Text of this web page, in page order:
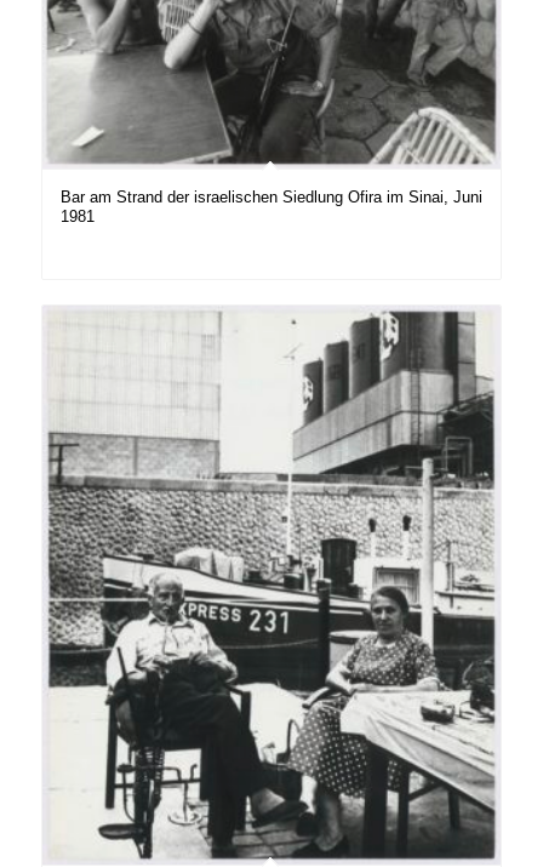
Bar am Strand der israelischen Siedlung Ofira im Sinai, Juni
1981